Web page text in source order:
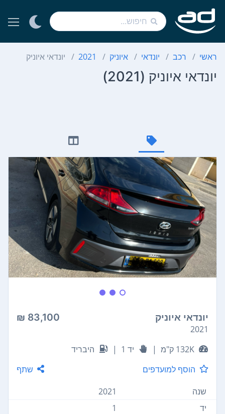
ראשי רכב יונדאי איוניק 2021 יונדאי איוניק
יונדאי איוניק (2021)
יונדאי איוניק 83,100 ₪
2021
132K ק"מ
| יד 1 |
היבריד
הוסף למועדפים
שתף
שנה
2021
יד
1